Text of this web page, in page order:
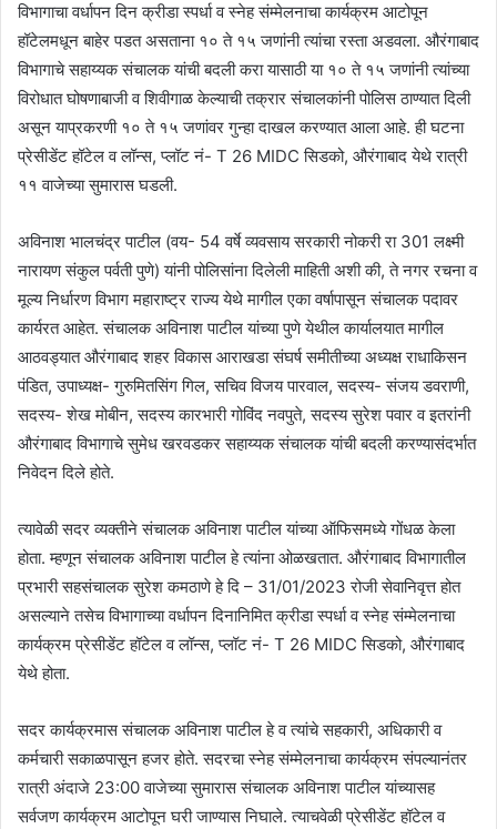
विभागाचा वर्धापन दिन क्रीडा स्पर्धा व स्नेह संम्मेलनाचा कार्यक्रम आटोपून
हॉटेलमधून बाहेर पडत असताना १० ते १५ जणांनी त्यांचा रस्ता अडवला. औरंगाबाद
विभागाचे सहाय्यक संचालक यांची बदली करा यासाठी या १० ते १५ जणांनी त्यांच्या
विरोधात घोषणाबाजी व शिवीगाळ केल्याची तक्रार संचालकांनी पोलिस ठाण्यात दिली
असून याप्रकरणी १० ते १५ जणांवर गुन्हा दाखल करण्यात आला आहे. ही घटना
प्रेसीडेंट हॉटेल व लॉन्स, प्लॉट नं- T 26 MIDC सिडको, औरंगाबाद येथे रात्री
११ वाजेच्या सुमारास घडली.
अविनाश भालचंद्र पाटील (वय- 54 वर्षे व्यवसाय सरकारी नोकरी रा 301 लक्ष्मी
नारायण संकुल पर्वती पुणे) यांनी पोलिसांना दिलेली माहिती अशी की, ते नगर रचना व
मूल्य निर्धारण विभाग महाराष्ट्र राज्य येथे मागील एका वर्षापासून संचालक पदावर
कार्यरत आहेत. संचालक अविनाश पाटील यांच्या पुणे येथील कार्यालयात मागील
आठवड्यात औरंगाबाद शहर विकास आराखडा संघर्ष समीतीच्या अध्यक्ष राधाकिसन
पंडित, उपाध्यक्ष- गुरुमितसिंग गिल, सचिव विजय पारवाल, सदस्य- संजय डवराणी,
सदस्य- शेख मोबीन, सदस्य कारभारी गोविंद नवपुते, सदस्य सुरेश पवार व इतरांनी
औरंगाबाद विभागाचे सुमेध खरवडकर सहाय्यक संचालक यांची बदली करण्यासंदर्भात
निवेदन दिले होते.
त्यावेळी सदर व्यक्तीने संचालक अविनाश पाटील यांच्या ऑफिसमध्ये गोंधळ केला
होता. म्हणून संचालक अविनाश पाटील हे त्यांना ओळखतात. औरंगाबाद विभागातील
प्रभारी सहसंचालक सुरेश कमठाणे हे दि – 31/01/2023 रोजी सेवानिवृत्त होत
असल्याने तसेच विभागाच्या वर्धापन दिनानिमित क्रीडा स्पर्धा व स्नेह संम्मेलनाचा
कार्यक्रम प्रेसीडेंट हॉटेल व लॉन्स, प्लॉट नं- T 26 MIDC सिडको, औरंगाबाद
येथे होता.
सदर कार्यक्रमास संचालक अविनाश पाटील हे व त्यांचे सहकारी, अधिकारी व
कर्मचारी सकाळपासून हजर होते. सदरचा स्नेह संम्मेलनाचा कार्यक्रम संपल्यानंतर
रात्री अंदाजे 23:00 वाजेच्या सुमारास संचालक अविनाश पाटील यांच्यासह
सर्वजण कार्यक्रम आटोपून घरी जाण्यास निघाले. त्याचवेळी प्रेसीडेंट हॉटेल व